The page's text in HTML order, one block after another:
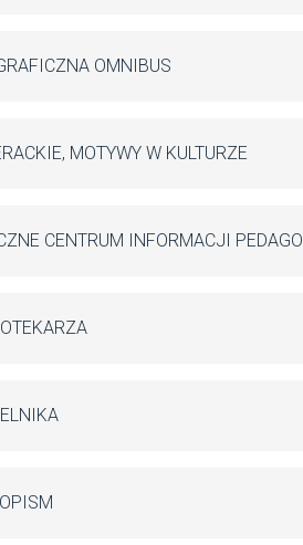
OMNIBUS
MOTYWY W KULTURZE
CENTRUM INFORMACJI